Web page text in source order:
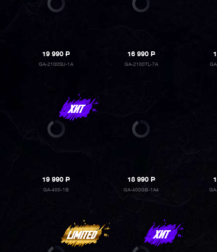
19 990P
GA-2100SU-1A
16 990P
GA-2100TL-7A
19 990P
GA-400-1B
18 990P
GA-400GB-1A4